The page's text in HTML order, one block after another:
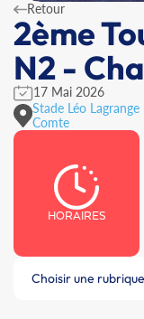
Retour
2ème
N2 -
17 Mai 2026
Stade Léo
Comte
HORAIRES
Choisir une rubrique